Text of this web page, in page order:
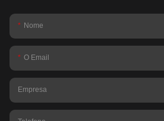
Nome
O Email
Empresa